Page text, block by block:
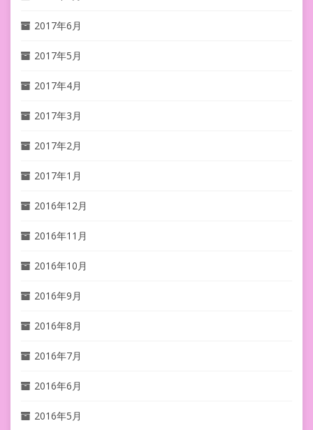
2017年6月
2017年5月
2017年4月
2017年3月
2017年2月
2017年1月
2016年12月
2016年11月
2016年10月
2016年9月
2016年8月
2016年7月
2016年6月
2016年5月